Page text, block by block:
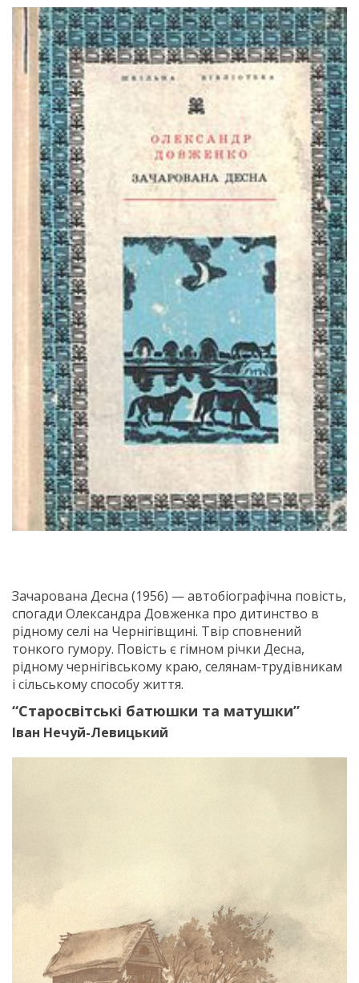
Зачарована Десна (1956) — автобіографічна повість,
спогади Олександра Довженка про дитинство в
рідному селі на Чернігівщині. Твір сповнений
тонкого гумору. Повість є гімном річки Десна,
рідному чернігівському краю, селянам-трудівникам
і сільському способу життя.
“Старосвітські батюшки та матушки”
Іван Нечуй-Левицький